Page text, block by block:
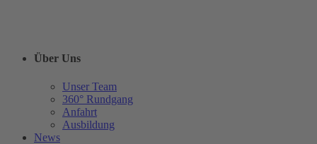
Über Uns
Unser Team
360° Rundgang
Anfahrt
Ausbildung
News